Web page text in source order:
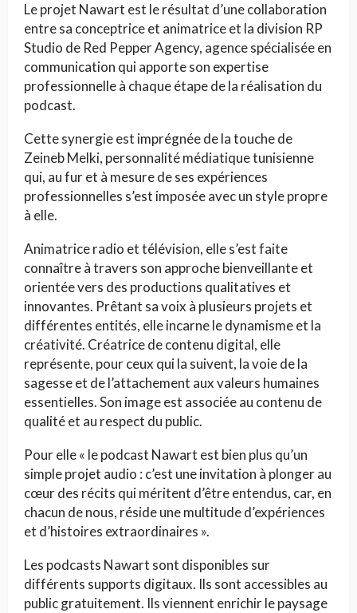
Le projet Nawart est le résultat d’une collaboration
entre sa conceptrice et animatrice et la division RP
Studio de Red Pepper Agency, agence spécialisée en
communication qui apporte son expertise
professionnelle à chaque étape de la réalisation du
podcast.
Cette synergie est imprégnée de la touche de
Zeineb Melki, personnalité médiatique tunisienne
qui, au fur et à mesure de ses expériences
professionnelles s’est imposée avec un style propre
à elle.
Animatrice radio et télévision, elle s’est faite
connaître à travers son approche bienveillante et
orientée vers des productions qualitatives et
innovantes. Prêtant sa voix à plusieurs projets et
différentes entités, elle incarne le dynamisme et la
créativité. Créatrice de contenu digital, elle
représente, pour ceux qui la suivent, la voie de la
sagesse et de l’attachement aux valeurs humaines
essentielles. Son image est associée au contenu de
qualité et au respect du public.
Pour elle « le podcast Nawart est bien plus qu’un
simple projet audio : c’est une invitation à plonger au
cœur des récits qui méritent d’être entendus, car, en
chacun de nous, réside une multitude d’expériences
et d’histoires extraordinaires ».
Les podcasts Nawart sont disponibles sur
différents supports digitaux. Ils sont accessibles au
public gratuitement. Ils viennent enrichir le paysage